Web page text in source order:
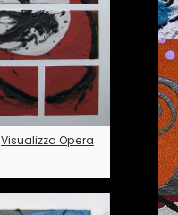
Visualizza Opera